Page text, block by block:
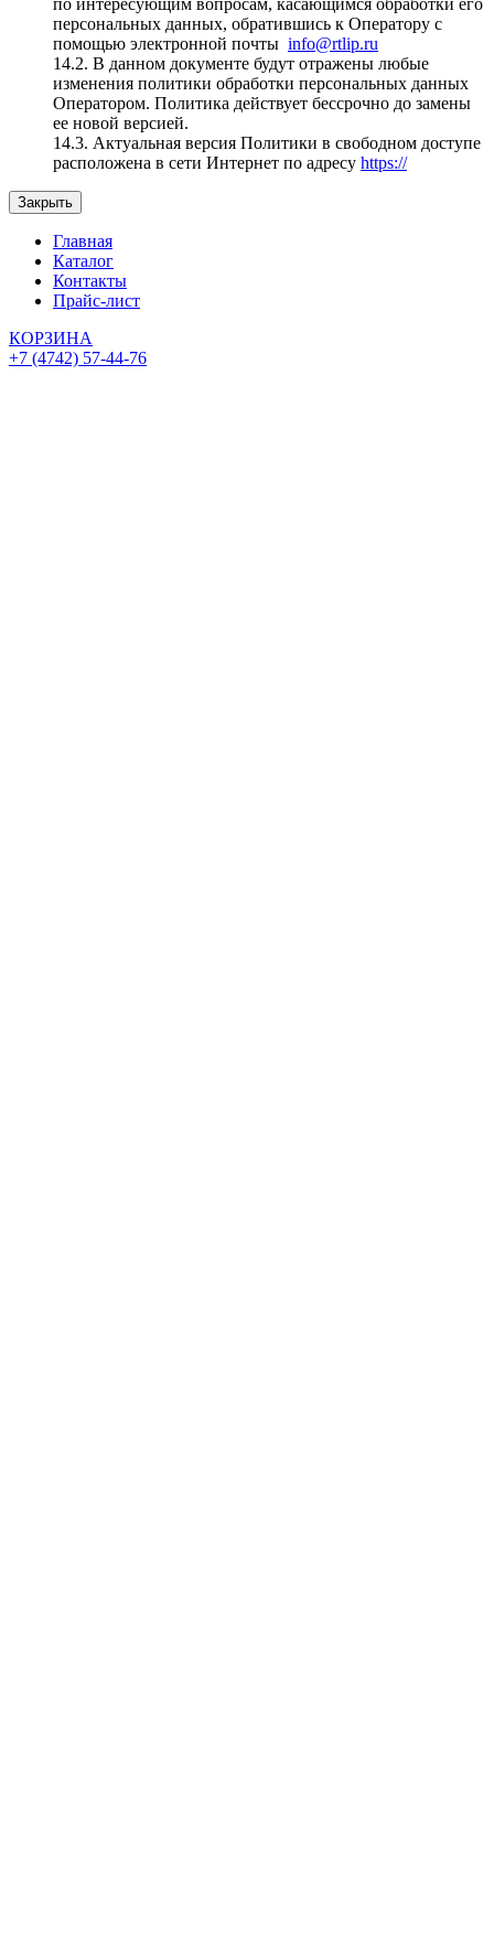
персональных данных, обратившись к Оператору с
помощью электронной почты info@rtlip.ru
14.2. В данном документе будут отражены любые
изменения политики обработки персональных данных
Оператором. Политика действует бессрочно до замены
ее новой версией.
14.3. Актуальная версия Политики в свободном доступе
расположена в сети Интернет по адресу https://
Закрыть
Главная
Каталог
Контакты
Прайс-лист
КОРЗИНА
+7 (4742) 57-44-76